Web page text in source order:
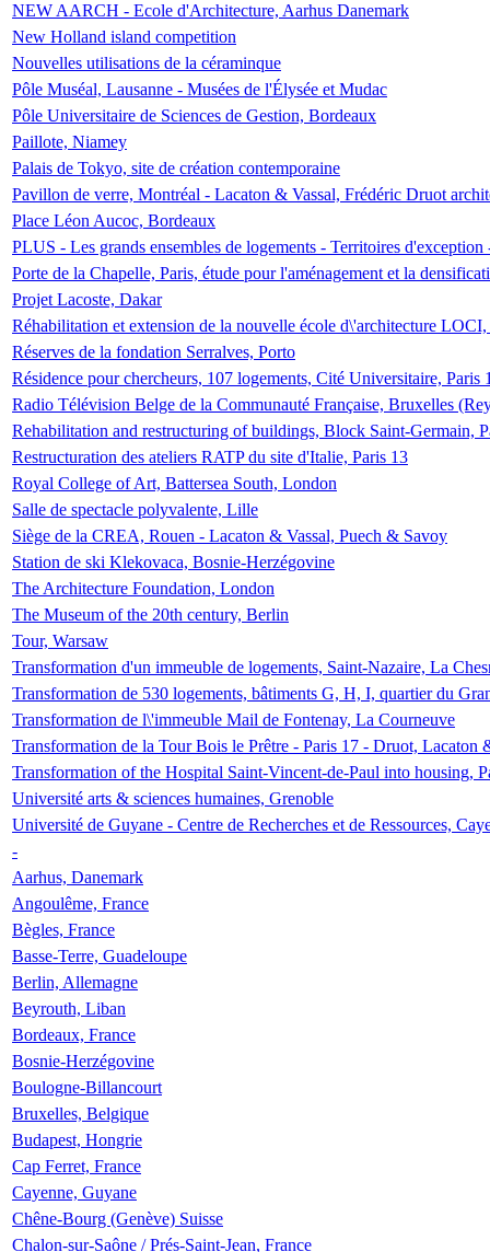
NEW AARCH - Ecole d'Architecture, Aarhus Danemark
New Holland island competition
Nouvelles utilisations de la céraminque
Pôle Muséal, Lausanne - Musées de l'Élysée et Mudac
Pôle Universitaire de Sciences de Gestion, Bordeaux
Paillote, Niamey
Palais de Tokyo, site de création contemporaine
Pavillon de verre, Montréal - Lacaton & Vassal, Frédéric Druot
Place Léon Aucoc, Bordeaux
PLUS - Les grands ensembles de logements - Territoires
Porte de la Chapelle, Paris, étude pour l'aménagement et la
Projet Lacoste, Dakar
Réhabilitation et extension de la nouvelle école d\'architecture
Réserves de la fondation Serralves, Porto
Résidence pour chercheurs, 107 logements, Cité Universitaire, Paris
Radio Télévision Belge de la Communauté Française, Bruxelles
Rehabilitation and restructuring of buildings, Block Saint-Germain,
Restructuration des ateliers RATP du site d'Italie, Paris 13
Royal College of Art, Battersea South, London
Salle de spectacle polyvalente, Lille
Siège de la CREA, Rouen - Lacaton & Vassal, Puech & Savoy
Station de ski Klekovaca, Bosnie-Herzégovine
The Architecture Foundation, London
The Museum of the 20th century, Berlin
Tour, Warsaw
Transformation d'un immeuble de logements, Saint-Nazaire, La
Transformation de 530 logements, bâtiments G, H, I, quartier du
Transformation de l\'immeuble Mail de Fontenay, La Courneuve
Transformation de la Tour Bois le Prêtre - Paris 17 - Druot, Lacaton
Transformation of the Hospital Saint-Vincent-de-Paul into housing,
Université arts & sciences humaines, Grenoble
Université de Guyane - Centre de Recherches et de Ressources,
-
Aarhus, Danemark
Angoulême, France
Bègles, France
Basse-Terre, Guadeloupe
Berlin, Allemagne
Beyrouth, Liban
Bordeaux, France
Bosnie-Herzégovine
Boulogne-Billancourt
Bruxelles, Belgique
Budapest, Hongrie
Cap Ferret, France
Cayenne, Guyane
Chêne-Bourg (Genève) Suisse
Chalon-sur-Saône / Prés-Saint-Jean, France